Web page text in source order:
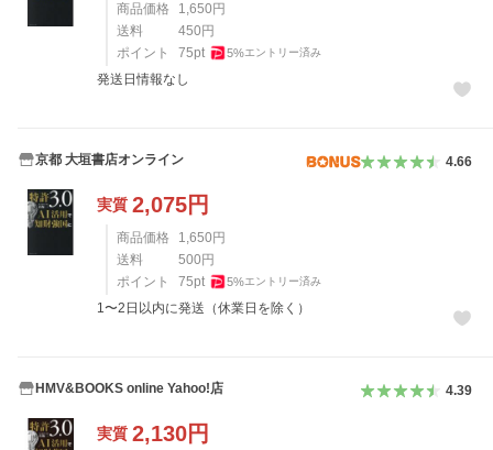
商品価格 1,650 円
送料
450 円
ポイント
75pt 5%エントリー済み
発送日情報なし
京都 大垣書店オンライン 4.66
実質 2,075円
商品価格 1,650 円
送料
500 円
ポイント
75pt 5%エントリー済み
1〜2日以内に発送（休業日を除く）
HMV&BOOKS online Yahoo!店 4.39
実質 2,130円